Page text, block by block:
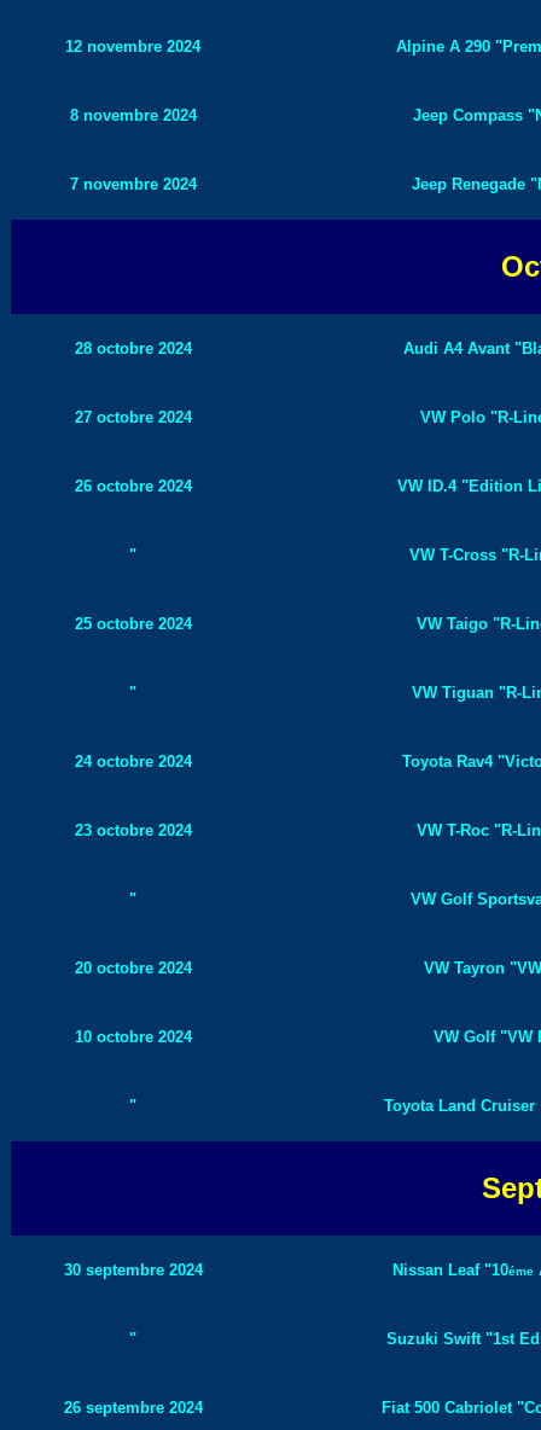
12 novembre 2024 Alpine A 290
8 novembre 2024 Jeep Compass
7 novembre 2024 Jeep Renegade
28 octobre 2024 Audi A4 Avant
27 octobre 2024 VW Polo "R-
26 octobre 2024 VW ID.4 "Edition
" VW T-Cross "R-
25 octobre 2024 VW Taigo "R-
" VW Tiguan "R-
24 octobre 2024 Toyota Rav4
23 octobre 2024 VW T-Roc "R-
" VW Golf
20 octobre 2024 VW Tayron
10 octobre 2024 VW Golf "VW
" Toyota Land
30 septembre 2024 Nissan Leaf "10éme
" Suzuki Swift "1st
26 septembre 2024 Fiat 500 Cabriolet